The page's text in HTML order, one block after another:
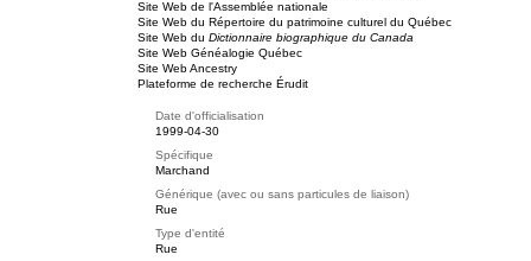
Site Web de l'Assemblée nationale
Site Web du Répertoire du patrimoine culturel du Québec
Site Web du Dictionnaire biographique du Canada
Site Web Généalogie Québec
Site Web Ancestry
Plateforme de recherche Érudit
Date d'officialisation
1999-04-30
Spécifique
Marchand
Générique (avec ou sans particules de liaison)
Rue
Type d'entité
Rue